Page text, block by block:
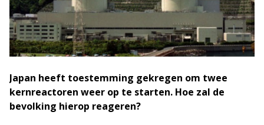
Japan heeft toestemming gekregen om twee
kernreactoren weer op te starten. Hoe zal de
bevolking hierop reageren?